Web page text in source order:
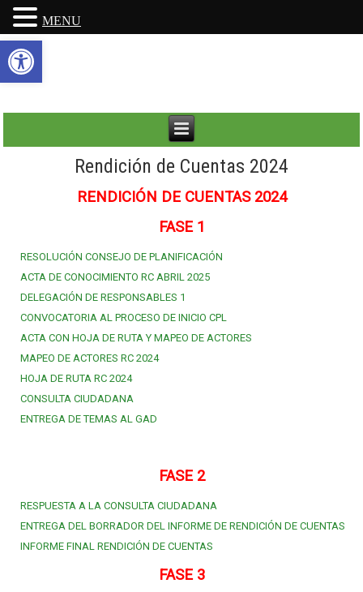
Rendición de Cuentas 2024
RENDICIÓN DE CUENTAS 2024
FASE 1
RESOLUCIÓN CONSEJO DE PLANIFICACIÓN
ACTA DE CONOCIMIENTO RC ABRIL 2025
DELEGACIÓN DE RESPONSABLES 1
CONVOCATORIA AL PROCESO DE INICIO CPL
ACTA CON HOJA DE RUTA Y MAPEO DE ACTORES
MAPEO DE ACTORES RC 2024
HOJA DE RUTA RC 2024
CONSULTA CIUDADANA
ENTREGA DE TEMAS AL GAD
FASE 2
RESPUESTA A LA CONSULTA CIUDADANA
ENTREGA DEL BORRADOR DEL INFORME DE RENDICIÓN DE CUENTAS
INFORME FINAL RENDICIÓN DE CUENTAS
FASE 3
MENU
Abrir barra de herramientas